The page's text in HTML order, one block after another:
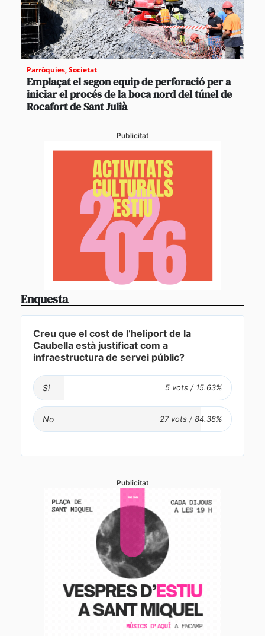
Parròquies,Societat
Emplaçat el segon equip de perforació per a
iniciar el procés de la boca nord del túnel de
Rocafort de Sant Julià
Publicitat
Enquesta
Creu que el cost de l’heliport de la
Caubella està justificat com a
infraestructura de servei públic?
Si
No
Publicitat